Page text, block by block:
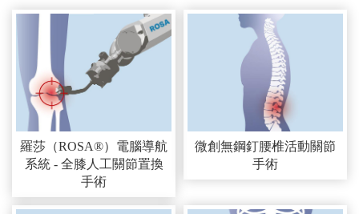
羅莎（ROSA®）電腦導航
系統 - 全膝人工關節置換
手術
微創無鋼釘腰椎活動關節
手術